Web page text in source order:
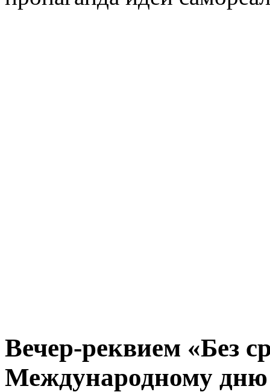
Вечер-реквием «Без
Международному дню